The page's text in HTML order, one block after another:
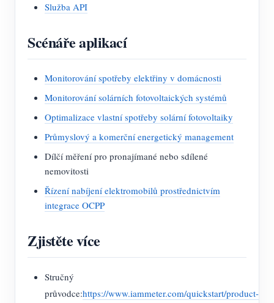
Služba API
Scénáře aplikací
Monitorování spotřeby elektřiny v domácnosti
Monitorování solárních fotovoltaických systémů
Optimalizace vlastní spotřeby solární fotovoltaiky
Průmyslový a komerční energetický management
Dílčí měření pro pronajímané nebo sdílené
nemovitosti
Řízení nabíjení elektromobilů prostřednictvím
integrace OCPP
Zjistěte více
Stručný
průvodce:https://www.iammeter.com/quickstart/product-